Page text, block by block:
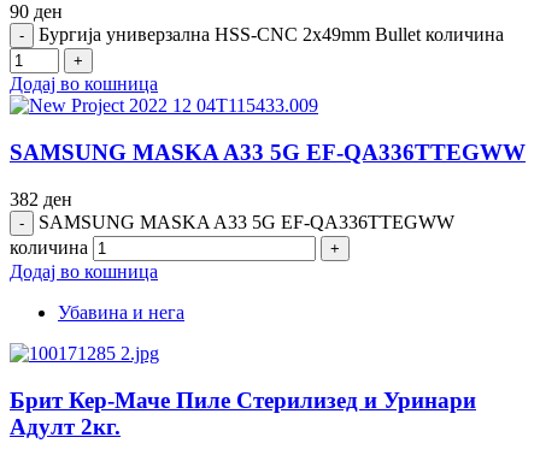
90 ден
Бургија универзална HSS-CNC 2x49mm Bullet количина
Додај во кошница
SAMSUNG MASKA A33 5G EF-QA336TTEGWW
382 ден
SAMSUNG MASKA A33 5G EF-QA336TTEGWW
количина
Додај во кошница
Убавина и нега
Брит Кер-Маче Пиле Стерилизед и Уринари
Адулт 2кг.